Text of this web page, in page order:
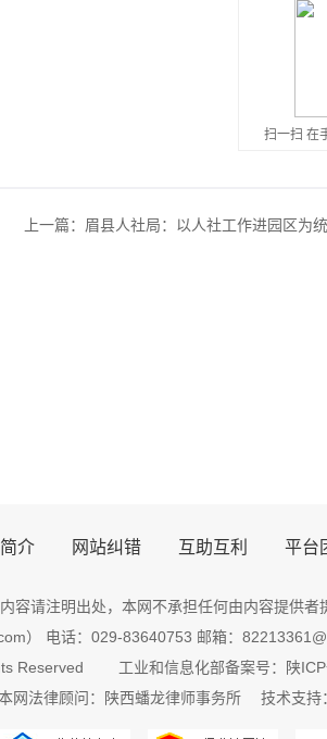
扫一扫 在
上一篇： 眉县人社局：以人社工作进园区为
介 网站纠错 互助互利 平台
容请注明出处， 本网不承担任何由内容提供者
） 电话：029-83640753 邮箱：
Reserved
工业和信息化部备案号：陕
网法律顾问：
陕西蟠龙律师事务所 技术支持：